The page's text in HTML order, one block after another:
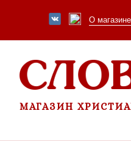
О магазине
МАГАЗИН